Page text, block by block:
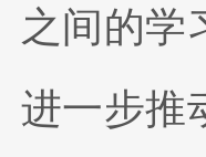
之间的学
进一步推